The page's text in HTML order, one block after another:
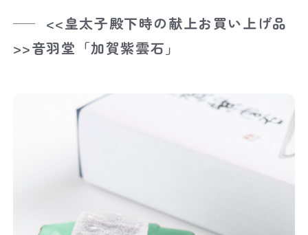
<<皇太子殿下時の献上お買い上げ品
>>音羽堂「加賀紫雲石」